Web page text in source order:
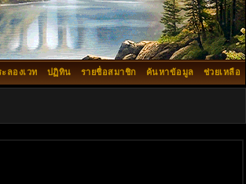
ช่วยเหลือ
ค้นหาข้อมูล
รายชื่อสมาชิก
ปฏิทิน
ลองเวท